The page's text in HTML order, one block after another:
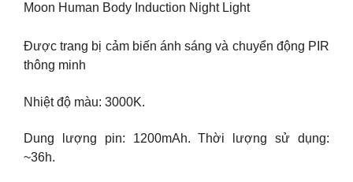
Moon Human Body Induction Night Light
Được trang bị cảm biến ánh sáng và chuyển động PIR
thông minh
Nhiệt độ màu: 3000K.
Dung lượng pin: 1200mAh. Thời lượng sử dụng:
~36h.